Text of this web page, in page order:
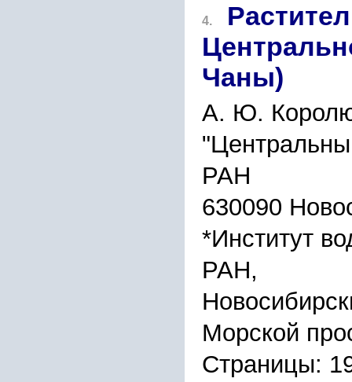
4.
Чаны)
А. Ю.
РАН
630090
*Институт
РАН,
Морской
Страницы: